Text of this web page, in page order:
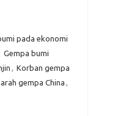
pada ekonomi
Gempa bumi
, Korban gempa
gempa China ,